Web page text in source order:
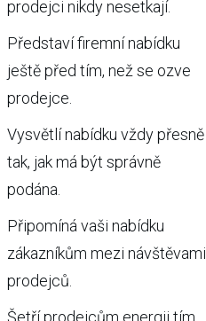
prodejci nikdy nesetkají.
Představí firemní nabídku
ještě před tím, než se ozve
prodejce.
Vysvětlí nabídku vždy přesně
tak, jak má být správně
podána.
Připomíná vaši nabídku
zákazníkům mezi návštěvami
prodejců.
Šetří prodejcům energii tím,